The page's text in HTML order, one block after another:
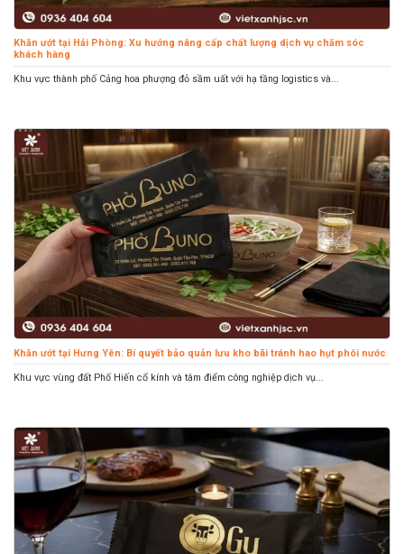
Khăn ướt tại Hải Phòng: Xu hướng nâng cấp chất lượng dịch vụ chăm sóc
khách hàng
Khu vực thành phố Cảng hoa phượng đỏ sầm uất với hạ tầng logistics và...
Khăn ướt tại Hưng Yên: Bí quyết bảo quản lưu kho bãi tránh hao hụt phôi nước
Khu vực vùng đất Phố Hiến cổ kính và tâm điểm công nghiệp dịch vụ...